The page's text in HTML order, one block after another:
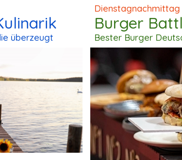
überzeugt
Dienstagnachmittag
Burger
Bester Burger